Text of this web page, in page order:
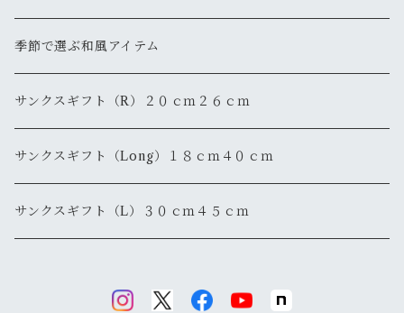
還暦
退職・退官
季節で選ぶ和風アイテム
サンクスギフト（R）２０ｃｍ２６ｃｍ
サンクスギフト（Long）１８ｃｍ４０ｃｍ
サンクスギフト（L）３０ｃｍ４５ｃｍ